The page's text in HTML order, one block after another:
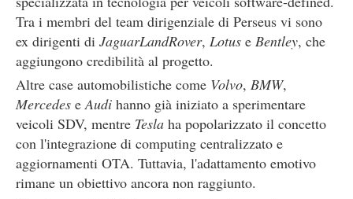
Tra i membri del team dirigenziale di Perseus vi sono
ex dirigenti di JaguarLandRover, Lotus e Bentley, che
aggiungono credibilità al progetto.
Altre case automobilistiche come Volvo, BMW,
Mercedes eAudi hanno già iniziato a sperimentare
veicoli SDV, mentre Tesla ha popolarizzato il concetto
con l'integrazione di computing centralizzato e
aggiornamenti OTA. Tuttavia, l'adattamento emotivo
rimane un obiettivo ancora non raggiunto.